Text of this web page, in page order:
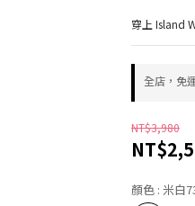
穿上 Island
全店，免
NT$3,980
顏色 : 米白